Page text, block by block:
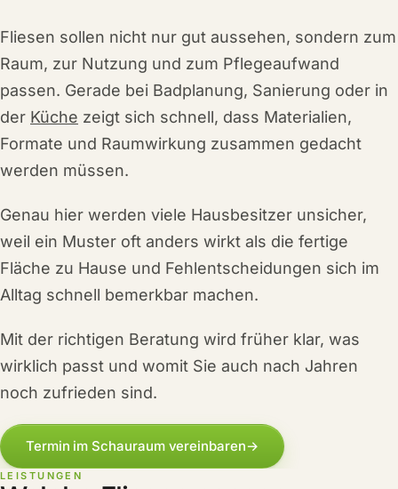
Fliesen sollen nicht nur gut aussehen, sondern zum
Raum, zur Nutzung und zum Pflegeaufwand
passen. Gerade bei Badplanung, Sanierung oder in
der Küche zeigt sich schnell, dass Materialien,
Formate und Raumwirkung zusammen gedacht
werden müssen.
Genau hier werden viele Hausbesitzer unsicher,
weil ein Muster oft anders wirkt als die fertige
Fläche zu Hause und Fehlentscheidungen sich im
Alltag schnell bemerkbar machen.
Mit der richtigen Beratung wird früher klar, was
wirklich passt und womit Sie auch nach Jahren
noch zufrieden sind.
Termin im Schauraum vereinbaren→
LEISTUNGEN